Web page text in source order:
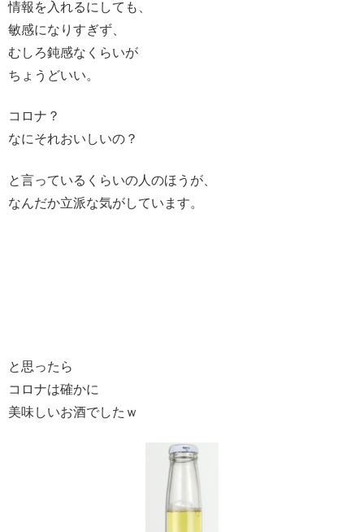
情報を入れるにしても、
敏感になりすぎず、
むしろ鈍感なくらいが
ちょうどいい。
コロナ？
なにそれおいしいの？
と言っているくらいの人のほうが、
なんだか立派な気がしています。
と思ったら
コロナは確かに
美味しいお酒でしたｗ